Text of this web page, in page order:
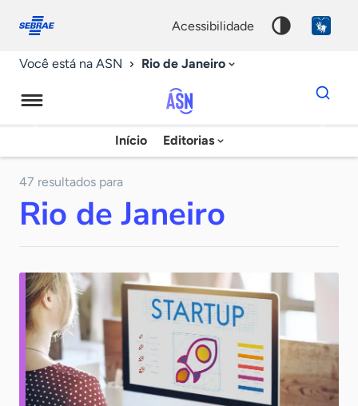
conosco
acessibilidade
Você está na ASN Rio de Janeiro
Agência
Sebrae
Notícias
Início Editorias
Dados
para
chave
47 resultados para
Rio de Janeiro